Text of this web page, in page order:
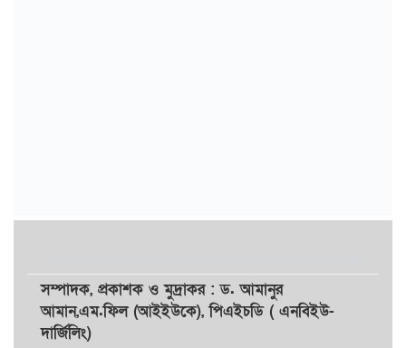
সম্পাদক, প্রকাশকওমুদ্রাকর: ড. আমানুর
আমান,এম.ফিল (আইইউকে), পিএইচডি ( এনবিইউ-
দার্জিলিং)